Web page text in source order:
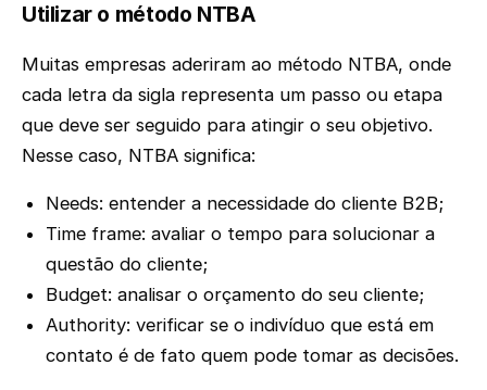
Utilizar o método NTBA
Muitas empresas aderiram ao método NTBA, onde
cada letra da sigla representa um passo ou etapa
que deve ser seguido para atingir o seu objetivo.
Nesse caso, NTBA significa:
Needs: entender a necessidade do cliente B2B;
Time frame: avaliar o tempo para solucionar a
questão do cliente;
Budget: analisar o orçamento do seu cliente;
Authority: verificar se o indivíduo que está em
contato é de fato quem pode tomar as decisões.